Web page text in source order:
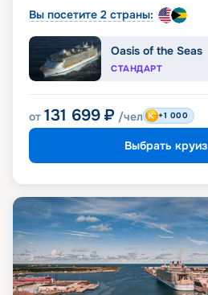
Вы посетите 2 страны:
Oasis of the Seas
СТАНДАРТ
от 131 699 ₽ /чел +1 000
Выбрать круиз